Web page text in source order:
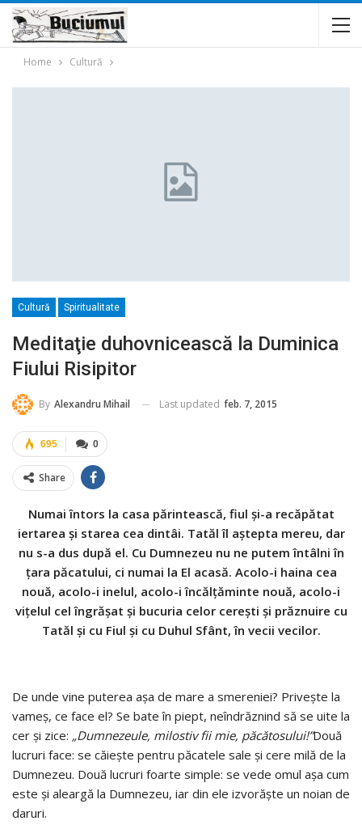
Home Cultură
Cultură Spiritualitate
Meditaţie duhovnicească la Duminica
Fiului Risipitor
By Alexandru Mihail Last updated feb. 7, 2015
0
695
Share
Numai întors la casa părintească, fiul şi-a recăpătat
iertarea şi starea cea dintâi. Tatăl îl aştepta mereu, dar
nu s-a dus după el. Cu Dumnezeu nu ne putem întâlni în
ţara păcatului, ci numai la El acasă. Acolo-i haina cea
nouă, acolo-i inelul, acolo-i încălţăminte nouă, acolo-i
viţelul cel îngrăşat şi bucuria celor cereşti şi prăznuire cu
Tatăl şi cu Fiul şi cu Duhul Sfânt, în vecii vecilor.
De unde vine puterea aşa de mare a smereniei? Priveşte la
vameş, ce face el? Se bate în piept, neîndrăznind să se uite la
cer şi zice: „Dumnezeule, milostiv fii mie, păcătosului!”Două
lucruri face: se căieşte pentru păcatele sale şi cere milă de la
Dumnezeu. Două lucruri foarte simple: se vede omul aşa cum
este şi aleargă la Dumnezeu, iar din ele izvorăşte un noian de
daruri.